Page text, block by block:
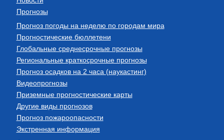
Прогнозы
Прогноз погоды на неделю по городам мира
Прогностические бюллетени
Глобальные среднесрочные прогнозы
Региональные краткосрочные прогнозы
Прогноз осадков на 2 часа (наукастинг)
Видеопрогнозы
Приземные прогностические карты
Другие виды прогнозов
Прогноз пожароопасности
Экстренная информация